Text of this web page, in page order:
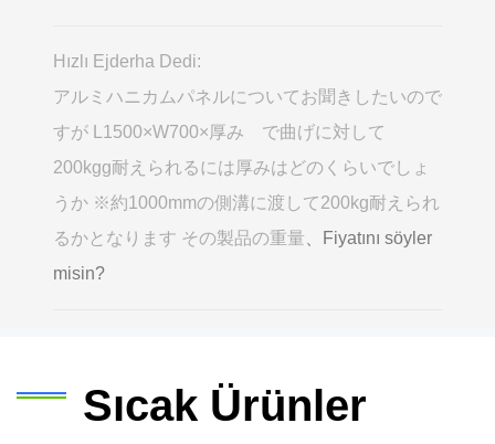
Hızlı Ejderha Dedi:
アルミハニカムパネルについてお聞きしたいので
すが L1500×W700×厚み で曲げに対して
200kgg耐えられるには厚みはどのくらいでしょ
うか ※約1000mmの側溝に渡して200kg耐えられ
るかとなります その製品の重量 、Fiyatını söyler
misin?
Sıcak Ürünler